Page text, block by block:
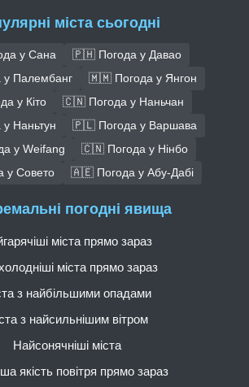
міста сьогодні
у Сана
🇵🇭 Погода у Давао
Палембанг
🇲🇲 Погода у Янгон
у Кіто
🇨🇳 Погода у Наньчан
Наньтун
🇵🇱 Погода у Варшава
у Weifang
🇨🇳 Погода у Нінбо
Совето
🇦🇪 Погода у Абу-Дабі
погодні явища
міста прямо зараз
міста прямо зараз
з найбільшими опадами
з найсильнішим вітром
Найсонячніші міста
якість повітря прямо зараз